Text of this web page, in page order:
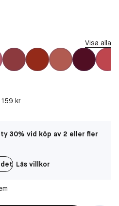
Visa alla
kr
30% vid köp av 2 eller fler
Läs villkor